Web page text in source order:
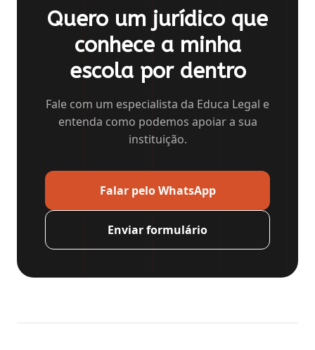
Quero um jurídico que
conhece a minha
escola por dentro
Fale com um especialista da Educa Legal e
entenda como podemos apoiar a sua
instituição.
Falar pelo WhatsApp
Enviar formulário